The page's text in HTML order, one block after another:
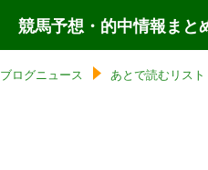
競馬予想・的中情報まと
ブログニュース あとで読むリスト